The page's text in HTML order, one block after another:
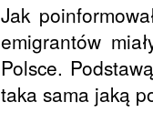
Jak
emigrantów
Polsce.
taka sama jaką